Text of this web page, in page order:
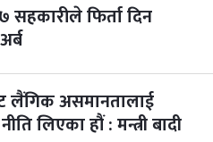
सहकारीले फिर्ता दिन
लैंगिक असमानतालाई
लिएका हौं : मन्त्री बादी